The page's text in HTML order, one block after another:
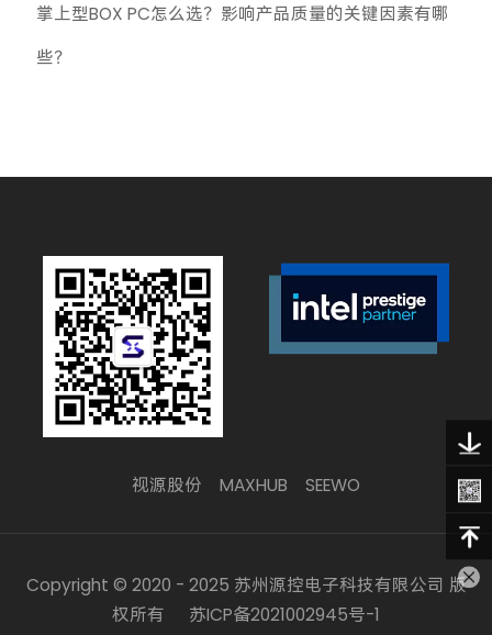
掌上型BOX PC怎么选？影响产品质量的关键因素有哪
些？
视源股份 MAXHUB SEEWO
Copyright © 2020 - 2025 苏州源控电子科技有限公司 版
权所有
苏ICP备2021002945号-1